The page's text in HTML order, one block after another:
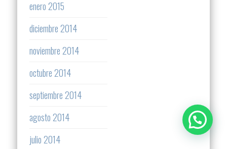
enero 2015
diciembre 2014
noviembre 2014
octubre 2014
septiembre 2014
agosto 2014
julio 2014